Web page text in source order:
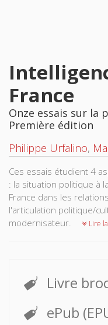
France
Onze essais sur la
Première édition
Philippe Urfalino,
Ces essais étudient 4
: la situation politique à
France dans les
l'articulation politique/
modernisateur.
Lire
Livre
ePub